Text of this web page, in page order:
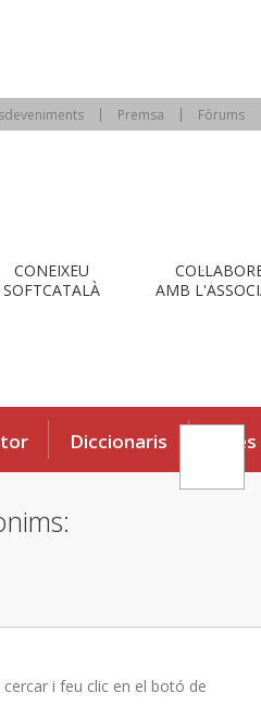
Premsa Fòrums
CONEIXEU
SOFTCATALÀ
AMB
Diccionaris Eines
i feu clic en el botó de